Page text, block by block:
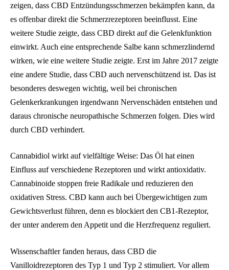
zeigen, dass CBD Entzündungsschmerzen bekämpfen kann, da
es offenbar direkt die Schmerzrezeptoren beeinflusst. Eine
weitere Studie zeigte, dass CBD direkt auf die Gelenkfunktion
einwirkt. Auch eine entsprechende Salbe kann schmerzlindernd
wirken, wie eine weitere Studie zeigte. Erst im Jahre 2017 zeigte
eine andere Studie, dass CBD auch nervenschützend ist. Das ist
besonderes deswegen wichtig, weil bei chronischen
Gelenkerkrankungen irgendwann Nervenschäden entstehen und
daraus chronische neuropathische Schmerzen folgen. Dies wird
durch CBD verhindert.
Cannabidiol wirkt auf vielfältige Weise: Das Öl hat einen
Einfluss auf verschiedene Rezeptoren und wirkt antioxidativ.
Cannabinoide stoppen freie Radikale und reduzieren den
oxidativen Stress. CBD kann auch bei Übergewichtigen zum
Gewichtsverlust führen, denn es blockiert den CB1-Rezeptor,
der unter anderem den Appetit und die Herzfrequenz reguliert.
Wissenschaftler fanden heraus, dass CBD die
Vanilloidrezeptoren des Typ 1 und Typ 2 stimuliert. Vor allem